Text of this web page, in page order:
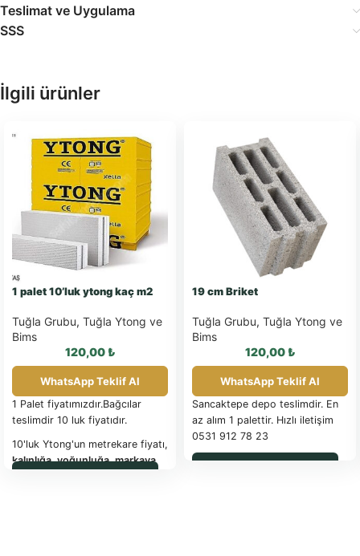
Teslimat ve Uygulama
SSS
İlgili ürünler
1 palet 10’luk ytong kaç m2
Tuğla Grubu, Tuğla Ytong ve
Bims
120,00₺
WhatsApp Teklif Al
1 Palet fiyatımızdır.Bağcılar
teslimdir 10 luk fiyatıdır.
10'luk Ytong'un metrekare fiyatı,
kalınlığa, yoğunluğa, markaya
19 cm Briket
Tuğla Grubu, Tuğla Ytong ve
Bims
120,00₺
WhatsApp Teklif Al
Sancaktepe depo teslimdir. En
az alım 1 palettir. Hızlı iletişim
0531 912 78 23